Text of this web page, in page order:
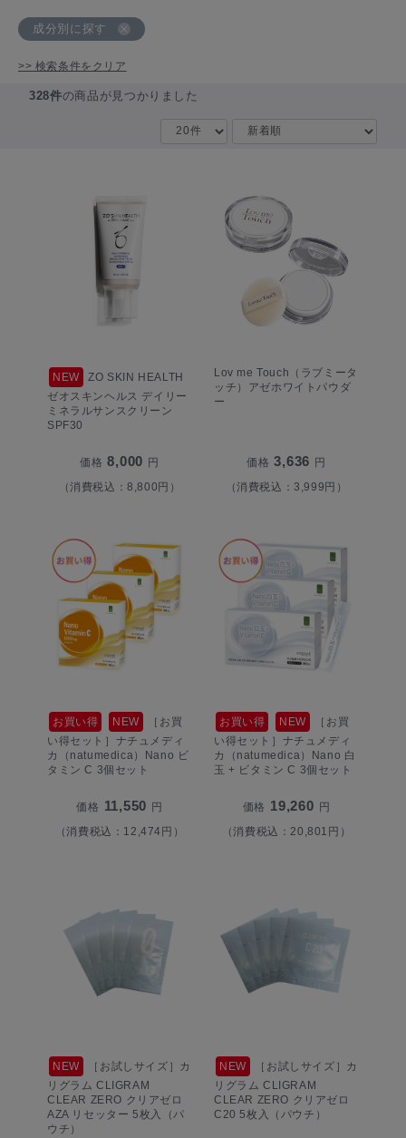
成分別に探す
>> 検索条件をクリア
328件の商品が見つかりました
NEW
ZO SKIN HEALTH
ゼオスキンヘルス デイリー
ミネラルサンスクリーン
SPF30
価格 8,000 円
（消費税込：8,800円）
Lov me Touch（ラブミータ
ッチ）アゼホワイトパウダ
ー
価格 3,636 円
（消費税込：3,999円）
お買い得 NEW
［お買
い得セット］ナチュメディ
カ（natumedica）Nano ビ
タミン C 3個セット
価格 11,550 円
（消費税込：12,474円）
お買い得 NEW
［お買
い得セット］ナチュメディ
カ（natumedica）Nano 白
玉 + ビタミン C 3個セット
価格 19,260 円
（消費税込：20,801円）
NEW
［お試しサイズ］カ
リグラム CLIGRAM
CLEAR ZERO クリアゼロ
AZA リセッター 5枚入（パ
ウチ）
NEW
［お試しサイズ］カ
リグラム CLIGRAM
CLEAR ZERO クリアゼロ
C20 5枚入（パウチ）